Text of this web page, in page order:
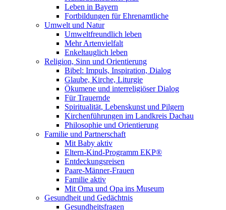
Leben in Bayern
Fortbildungen für Ehrenamtliche
Umwelt und Natur
Umweltfreundlich leben
Mehr Artenvielfalt
Enkeltauglich leben
Religion, Sinn und Orientierung
Bibel: Impuls, Inspiration, Dialog
Glaube, Kirche, Liturgie
Ökumene und interreligiöser Dialog
Für Trauernde
Spiritualität, Lebenskunst und Pilgern
Kirchenführungen im Landkreis Dachau
Philosophie und Orientierung
Familie und Partnerschaft
Mit Baby aktiv
Eltern-Kind-Programm EKP®
Entdeckungsreisen
Paare-Männer-Frauen
Familie aktiv
Mit Oma und Opa ins Museum
Gesundheit und Gedächtnis
Gesundheitsfragen